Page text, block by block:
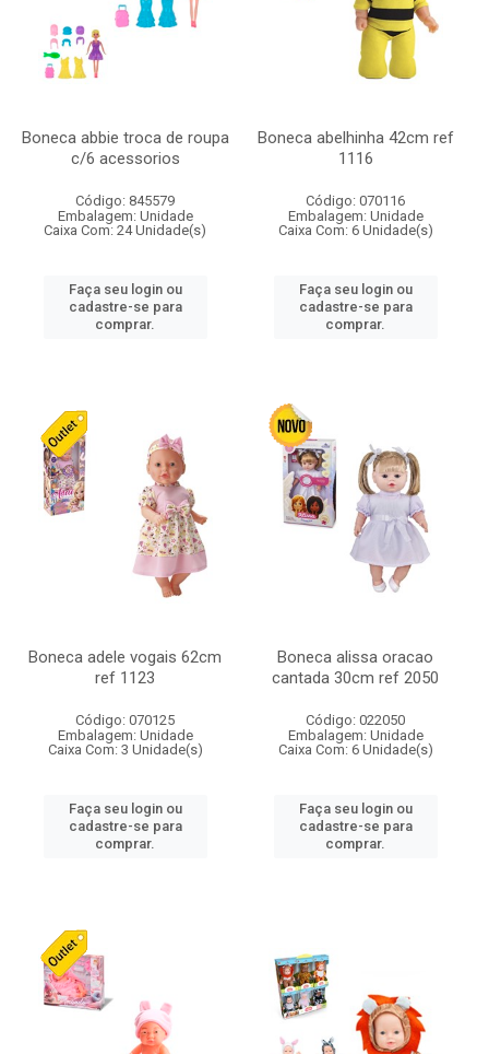
Boneca abbie troca de roupa
c/6 acessorios
Código: 845579
Embalagem: Unidade
Caixa Com: 24 Unidade(s)
Faça seu login ou
cadastre-se para
comprar.
Boneca abelhinha 42cm ref
1116
Código: 070116
Embalagem: Unidade
Caixa Com: 6 Unidade(s)
Faça seu login ou
cadastre-se para
comprar.
Boneca adele vogais 62cm
ref 1123
Código: 070125
Embalagem: Unidade
Caixa Com: 3 Unidade(s)
Faça seu login ou
cadastre-se para
comprar.
Boneca alissa oracao
cantada 30cm ref 2050
Código: 022050
Embalagem: Unidade
Caixa Com: 6 Unidade(s)
Faça seu login ou
cadastre-se para
comprar.